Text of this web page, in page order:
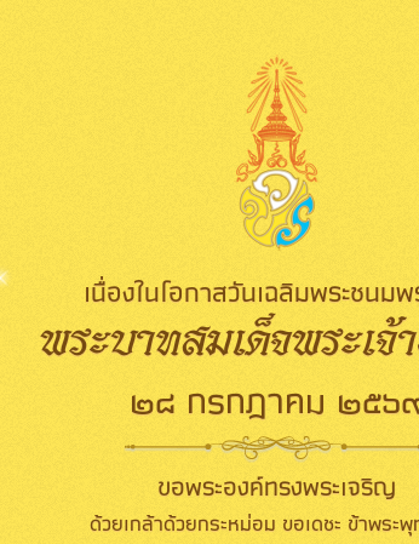
เนื่องในโอกาสวันเฉลิมพระชนม
พระบาทสมเด็จพระเจ้
๒๘ กรกฎาคม ๒๕๖
ขอพระองค์ทรงพระเจริญ
ด้วยเกล้าด้วยกระหม่อม ขอเดชะ ข้าพระพุ